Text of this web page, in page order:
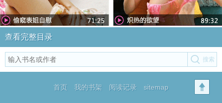
查看完整目录
首页 我的书架 阅读记录 sitemap